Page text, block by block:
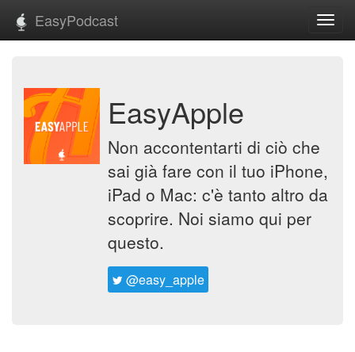
EasyPodcast
EasyApple
Non accontentarti di ciò che
sai già fare con il tuo iPhone,
iPad o Mac: c'è tanto altro da
scoprire. Noi siamo qui per
questo.
@easy_apple